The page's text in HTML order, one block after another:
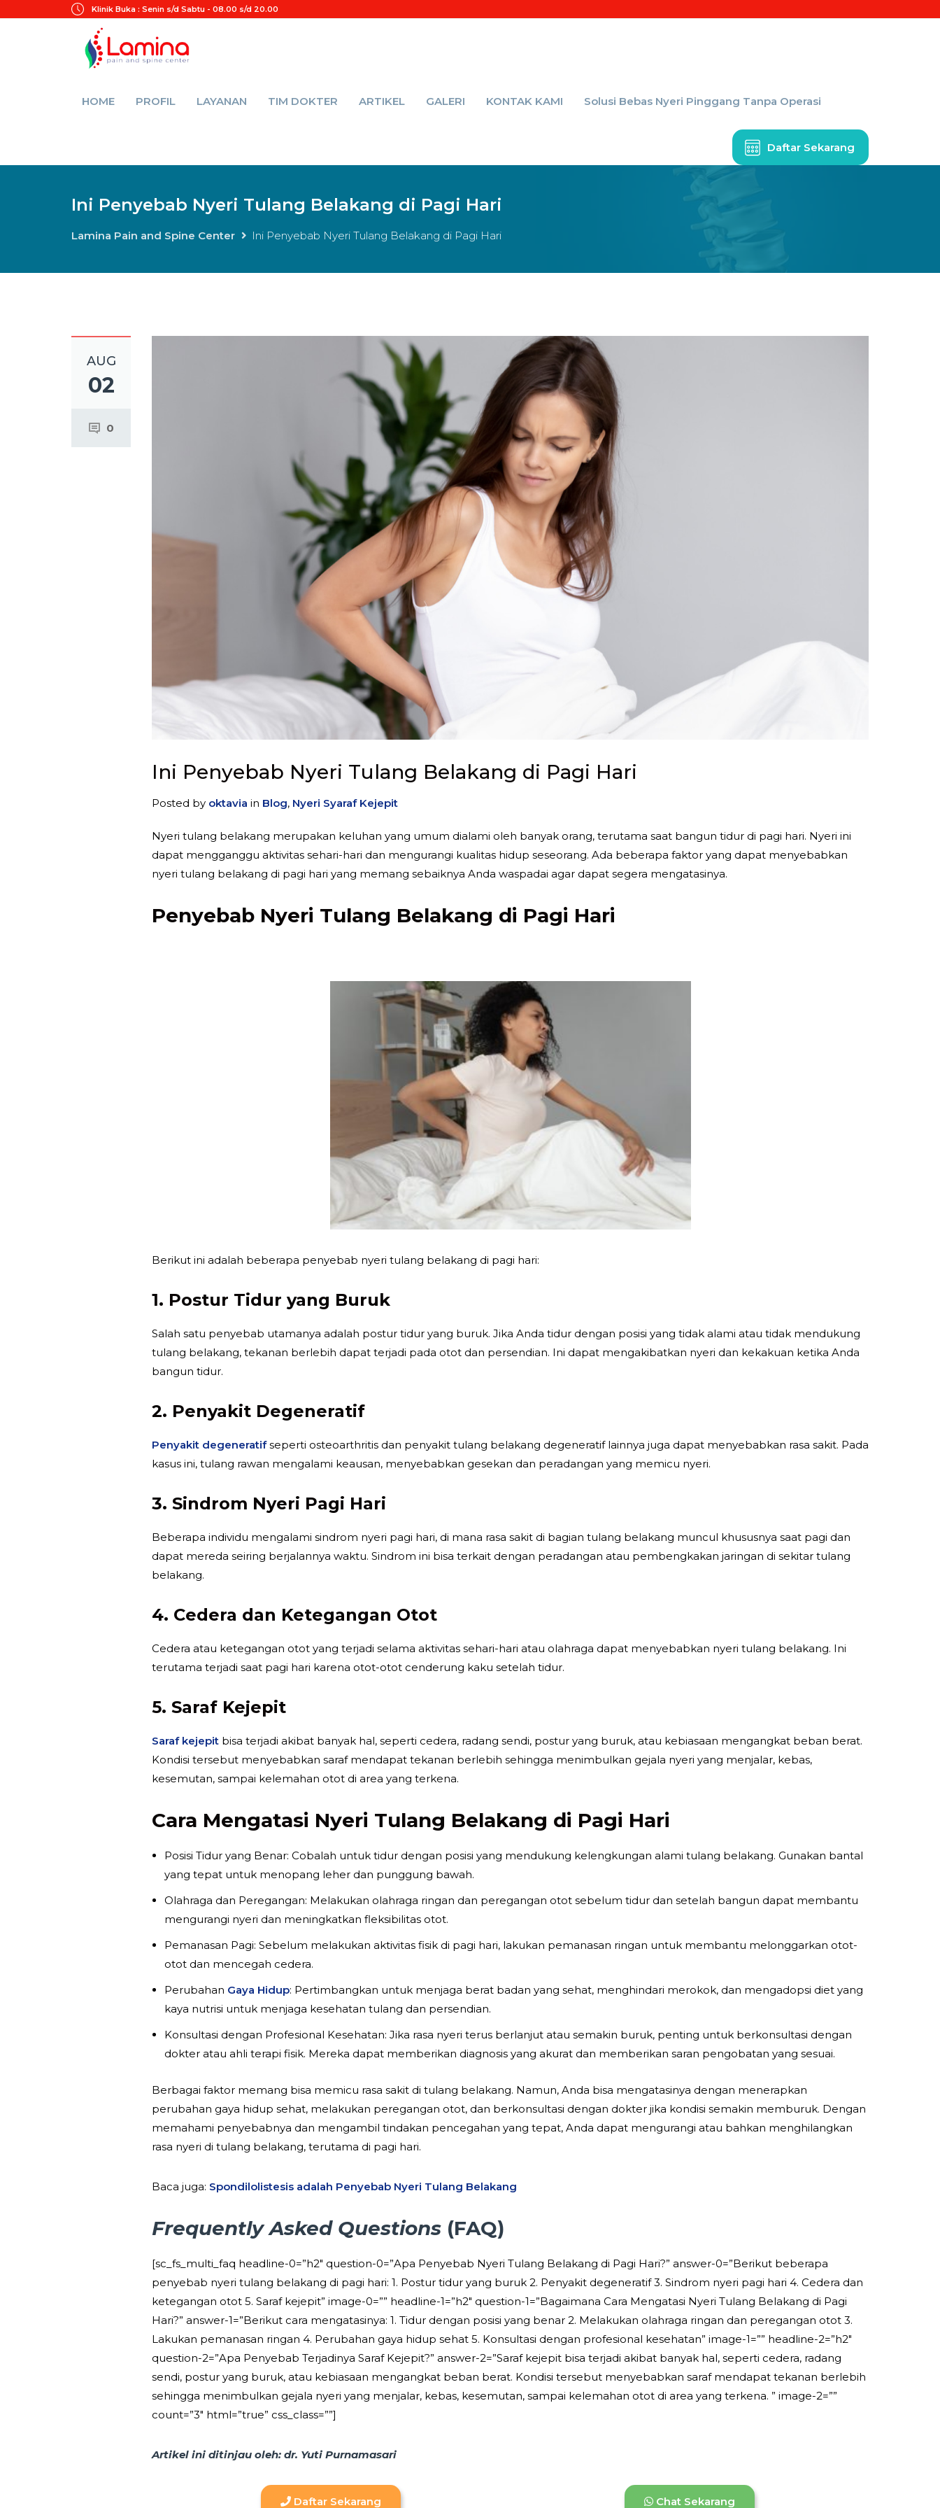
Klinik Buka : Senin s/d Sabtu - 08.00 s/d 20.00
HOME PROFIL LAYANAN TIM DOKTER ARTIKEL GALERI KONTAK KAMI Solusi Bebas Nyeri Pinggang Tanpa Operasi
Daftar Sekarang
Ini Penyebab Nyeri Tulang Belakang di Pagi Hari
Lamina Pain and Spine Center Ini Penyebab Nyeri Tulang Belakang di Pagi Hari
AUG
02
0
Ini Penyebab Nyeri Tulang Belakang di Pagi Hari
Posted by oktavia in Blog, Nyeri Syaraf Kejepit
Nyeri tulang belakang merupakan keluhan yang umum dialami oleh banyak orang, terutama saat bangun tidur di pagi hari. Nyeri ini
dapat mengganggu aktivitas sehari-hari dan mengurangi kualitas hidup seseorang. Ada beberapa faktor yang dapat menyebabkan
nyeri tulang belakang di pagi hari yang memang sebaiknya Anda waspadai agar dapat segera mengatasinya.
Penyebab Nyeri Tulang Belakang di Pagi Hari
Berikut ini adalah beberapa penyebab nyeri tulang belakang di pagi hari:
1. Postur Tidur yang Buruk
Salah satu penyebab utamanya adalah postur tidur yang buruk. Jika Anda tidur dengan posisi yang tidak alami atau tidak mendukung
tulang belakang, tekanan berlebih dapat terjadi pada otot dan persendian. Ini dapat mengakibatkan nyeri dan kekakuan ketika Anda
bangun tidur.
2. Penyakit Degeneratif
Penyakit degeneratifseperti osteoarthritis dan penyakit tulang belakang degeneratif lainnya juga dapat menyebabkan rasa sakit. Pada
kasus ini, tulang rawan mengalami keausan, menyebabkan gesekan dan peradangan yang memicu nyeri.
3. Sindrom Nyeri Pagi Hari
Beberapa individu mengalami sindrom nyeri pagi hari, di mana rasa sakit di bagian tulang belakang muncul khususnya saat pagi dan
dapat mereda seiring berjalannya waktu. Sindrom ini bisa terkait dengan peradangan atau pembengkakan jaringan di sekitar tulang
belakang.
4. Cedera dan Ketegangan Otot
Cedera atau ketegangan otot yang terjadi selama aktivitas sehari-hari atau olahraga dapat menyebabkan nyeri tulang belakang. Ini
terutama terjadi saat pagi hari karena otot-otot cenderung kaku setelah tidur.
5. Saraf Kejepit
Saraf kejepit bisa terjadi akibat banyak hal, seperti cedera, radang sendi, postur yang buruk, atau kebiasaan mengangkat beban berat.
Kondisi tersebut menyebabkan saraf mendapat tekanan berlebih sehingga menimbulkan gejala nyeri yang menjalar, kebas,
kesemutan, sampai kelemahan otot di area yang terkena.
Cara Mengatasi Nyeri Tulang Belakang di Pagi Hari
Posisi Tidur yang Benar: Cobalah untuk tidur dengan posisi yang mendukung kelengkungan alami tulang belakang. Gunakan bantal
yang tepat untuk menopang leher dan punggung bawah.
Olahraga dan Peregangan: Melakukan olahraga ringan dan peregangan otot sebelum tidur dan setelah bangun dapat membantu
mengurangi nyeri dan meningkatkan fleksibilitas otot.
Pemanasan Pagi: Sebelum melakukan aktivitas fisik di pagi hari, lakukan pemanasan ringan untuk membantu melonggarkan otot-
otot dan mencegah cedera.
Perubahan Gaya Hidup: Pertimbangkan untuk menjaga berat badan yang sehat, menghindari merokok, dan mengadopsi diet yang
kaya nutrisi untuk menjaga kesehatan tulang dan persendian.
Konsultasi dengan Profesional Kesehatan: Jika rasa nyeri terus berlanjut atau semakin buruk, penting untuk berkonsultasi dengan
dokter atau ahli terapi fisik. Mereka dapat memberikan diagnosis yang akurat dan memberikan saran pengobatan yang sesuai.
Berbagai faktor memang bisa memicu rasa sakit di tulang belakang. Namun, Anda bisa mengatasinya dengan menerapkan
perubahan gaya hidup sehat, melakukan peregangan otot, dan berkonsultasi dengan dokter jika kondisi semakin memburuk. Dengan
memahami penyebabnya dan mengambil tindakan pencegahan yang tepat, Anda dapat mengurangi atau bahkan menghilangkan
rasa nyeri di tulang belakang, terutama di pagi hari.
Baca juga: Spondilolistesis adalah Penyebab Nyeri Tulang Belakang
Frequently Asked Questions (FAQ)
[sc_fs_multi_faq headline-0=”h2″ question-0=”Apa Penyebab Nyeri Tulang Belakang di Pagi Hari?” answer-0=”Berikut beberapa
penyebab nyeri tulang belakang di pagi hari: 1. Postur tidur yang buruk 2. Penyakit degeneratif 3. Sindrom nyeri pagi hari 4. Cedera dan
ketegangan otot 5. Saraf kejepit” image-0=”” headline-1=”h2″ question-1=”Bagaimana Cara Mengatasi Nyeri Tulang Belakang di Pagi
Hari?” answer-1=”Berikut cara mengatasinya: 1. Tidur dengan posisi yang benar 2. Melakukan olahraga ringan dan peregangan otot 3.
Lakukan pemanasan ringan 4. Perubahan gaya hidup sehat 5. Konsultasi dengan profesional kesehatan” image-1=”” headline-2=”h2″
question-2=”Apa Penyebab Terjadinya Saraf Kejepit?” answer-2=”Saraf kejepit bisa terjadi akibat banyak hal, seperti cedera, radang
sendi, postur yang buruk, atau kebiasaan mengangkat beban berat. Kondisi tersebut menyebabkan saraf mendapat tekanan berlebih
sehingga menimbulkan gejala nyeri yang menjalar, kebas, kesemutan, sampai kelemahan otot di area yang terkena. ” image-2=””
count=”3″ html=”true” css_class=””]
Artikel ini ditinjau oleh: dr. Yuti Purnamasari
Daftar Sekarang Chat Sekarang